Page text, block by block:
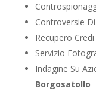
Controversie
Recupero Credi
Servizio
Indagine Su
Borgosatollo